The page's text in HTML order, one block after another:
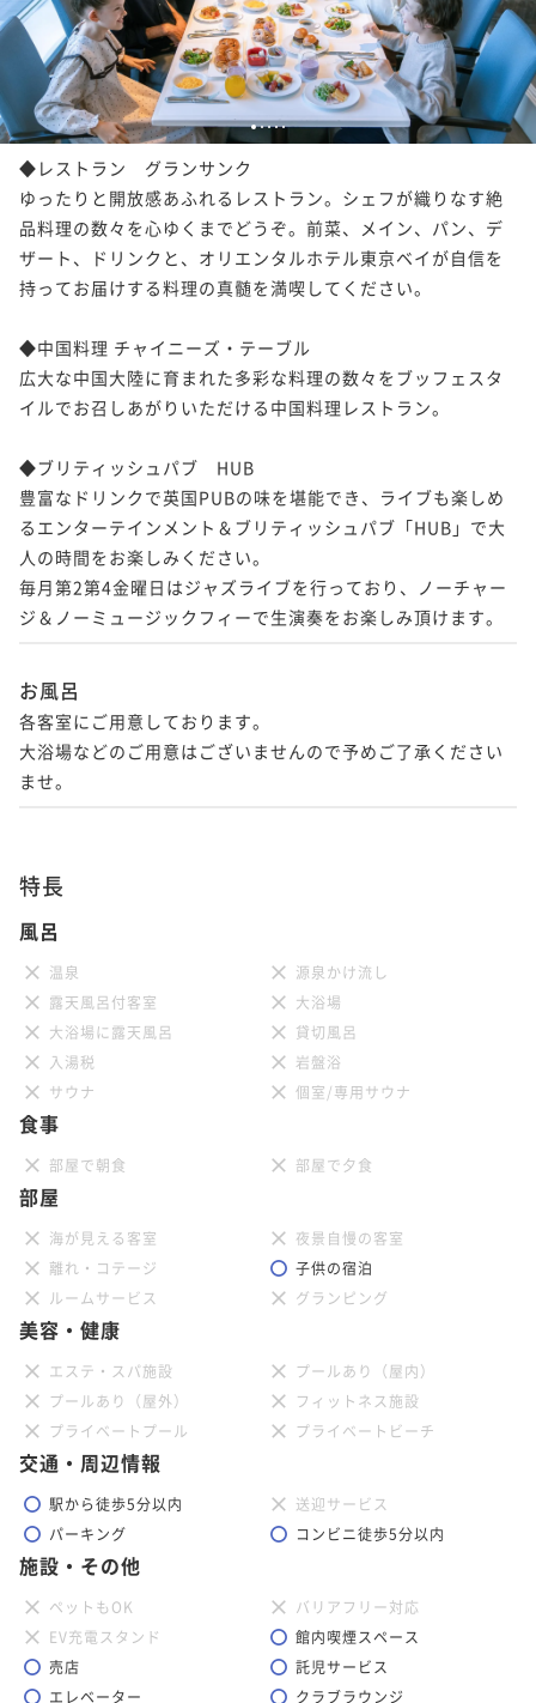
12345
◆レストラン　グランサンク
ゆったりと開放感あふれるレストラン。シェフが織りなす絶
品料理の数々を心ゆくまでどうぞ。前菜、メイン、パン、デ
ザート、ドリンクと、オリエンタルホテル東京ベイが自信を
持ってお届けする料理の真髄を満喫してください。
◆中国料理 チャイニーズ・テーブル
広大な中国大陸に育まれた多彩な料理の数々をブッフェスタ
イルでお召しあがりいただける中国料理レストラン。
◆ブリティッシュパブ　HUB
豊富なドリンクで英国PUBの味を堪能でき、ライブも楽しめ
るエンターテインメント＆ブリティッシュパブ「HUB」で大
人の時間をお楽しみください。
毎月第2第4金曜日はジャズライブを行っており、ノーチャー
ジ＆ノーミュージックフィーで生演奏をお楽しみ頂けます。
お風呂
各客室にご用意しております。
大浴場などのご用意はございませんので予めご了承ください
特長
風呂
温泉
源泉かけ流し
露天風呂付客室
大浴場
大浴場に露天風呂
貸切風呂
入湯税
岩盤浴
サウナ
個室/専用サウナ
食事
部屋で朝食 部屋で夕食
部屋
海が見える客室
夜景自慢の客室
離れ・コテージ
子供の宿泊
ルームサービス
グランピング
美容・健康
エステ・スパ施設
プールあり（屋内）
プールあり（屋外）
フィットネス施設
プライベートプール
プライベートビーチ
交通・周辺情報
駅から徒歩5分以内
送迎サービス
パーキング
コンビニ徒歩5分以内
施設・その他
ペットもOK
バリアフリー対応
EV充電スタンド
館内喫煙スペース
売店
託児サービス
エレベーター
クラブラウンジ